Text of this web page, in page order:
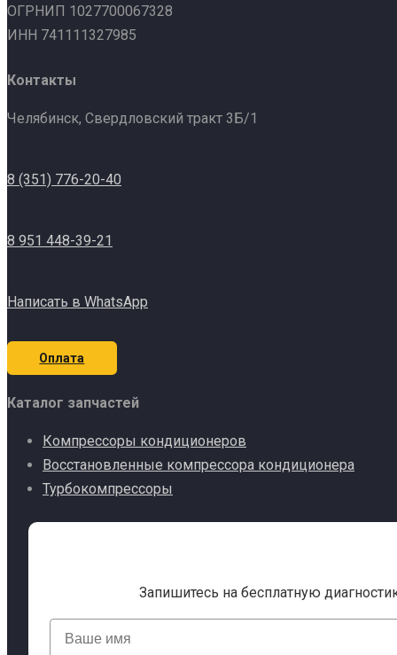
ОГРНИП 1027700067328
ИНН 741111327985
Контакты
Челябинск, Свердловский тракт 3Б/1
8 (351) 776-20-40
8 951 448-39-21
Написать в WhatsApp
Оплата
Каталог запчастей
Компрессоры кондиционеров
Восстановленные компрессора кондиционера
Турбокомпрессоры
Запишитесь на бесплатную